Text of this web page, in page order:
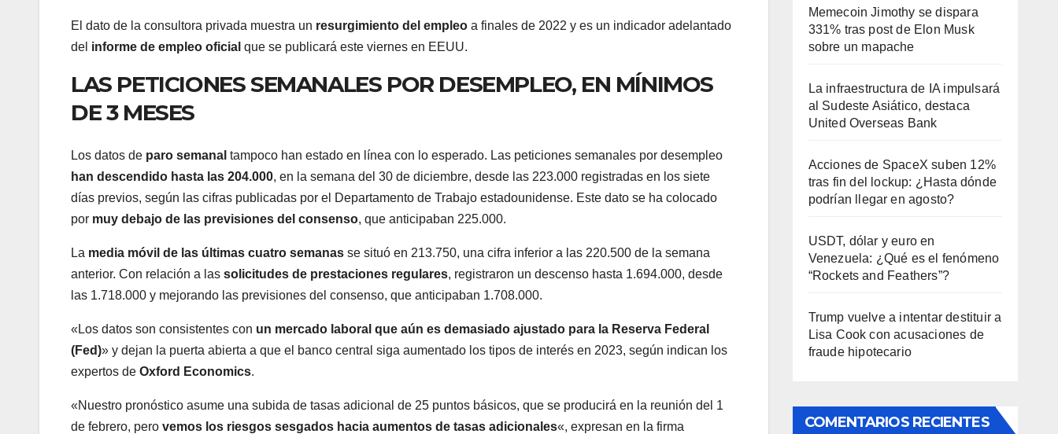
El dato de la consultora privada muestra un resurgimiento del empleo a finales de 2022 y es un indicador adelantado
del informe de empleo oficial que se publicará este viernes en EEUU.
LAS PETICIONES SEMANALES POR DESEMPLEO, EN MÍNIMOS
DE 3 MESES
Los datos de paro semanal tampoco han estado en línea con lo esperado. Las peticiones semanales por desempleo
han descendido hasta las 204.000, en la semana del 30 de diciembre, desde las 223.000 registradas en los siete
días previos, según las cifras publicadas por el Departamento de Trabajo estadounidense. Este dato se ha colocado
por muy debajo de las previsiones del consenso, que anticipaban 225.000.
La media móvil de las últimas cuatro semanas se situó en 213.750, una cifra inferior a las 220.500 de la semana
anterior. Con relación a las solicitudes de prestaciones regulares, registraron un descenso hasta 1.694.000, desde
las 1.718.000 y mejorando las previsiones del consenso, que anticipaban 1.708.000.
«Los datos son consistentes con un mercado laboral que aún es demasiado ajustado para la Reserva Federal
(Fed)» y dejan la puerta abierta a que el banco central siga aumentado los tipos de interés en 2023, según indican los
expertos de Oxford Economics.
«Nuestro pronóstico asume una subida de tasas adicional de 25 puntos básicos, que se producirá en la reunión del 1
de febrero, pero vemos los riesgos sesgados hacia aumentos de tasas adicionales«, expresan en la firma
Memecoin Jimothy se dispara
331% tras post de Elon Musk
sobre un mapache
La infraestructura de IA impulsará
al Sudeste Asiático, destaca
United Overseas Bank
Acciones de SpaceX suben 12%
tras fin del lockup: ¿Hasta dónde
podrían llegar en agosto?
USDT, dólar y euro en
Venezuela: ¿Qué es el fenómeno
“Rockets and Feathers”?
Trump vuelve a intentar destituir a
Lisa Cook con acusaciones de
fraude hipotecario
COMENTARIOS RECIENTES